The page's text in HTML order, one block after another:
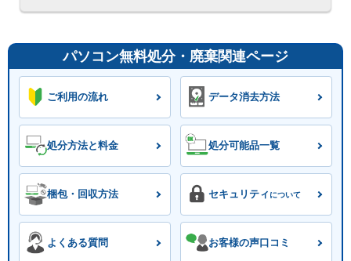
パソコン無料処分・廃棄関連ページ
ご利用の流れ データ消去方法
処分方法と料金 処分可能品一覧
梱包・回収方法 セキュリティ について
よくある質問 お客様の声口コミ